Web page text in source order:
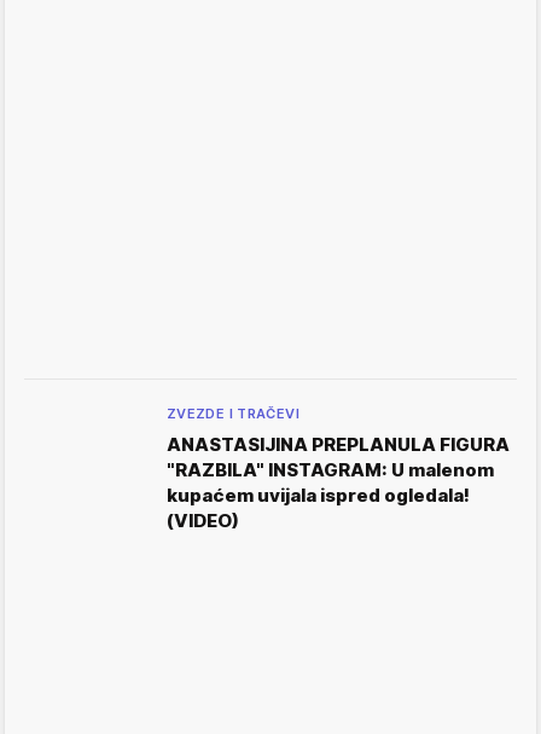
ZVEZDE I TRAČEVI
ANASTASIJINA PREPLANULA FIGURA
"RAZBILA" INSTAGRAM: U malenom
kupaćem uvijala ispred ogledala!
(VIDEO)